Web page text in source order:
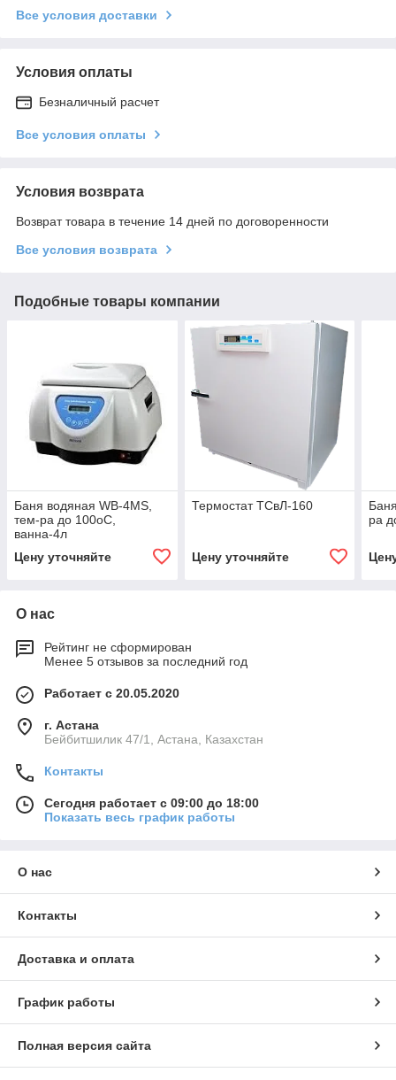
Все условия доставки
Условия оплаты
Безналичный расчет
Все условия оплаты
Условия возврата
Возврат товара в течение 14 дней по договоренности
Все условия возврата
Подобные товары компании
Баня водяная WB-4MS,
тем-ра до 100оС,
ванна-4л
Цену уточняйте
Термостат ТСвЛ-160
Цену уточняйте
ра
О нас
Рейтинг не сформирован
Менее 5 отзывов за последний год
Работает с 20.05.2020
г. Астана
Бейбитшилик 47/1, Астана, Казахстан
Контакты
Сегодня работает с 09:00 до 18:00
Показать весь график работы
О нас
Контакты
Доставка и оплата
График работы
Полная версия сайта